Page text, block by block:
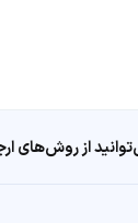
از روش‌های